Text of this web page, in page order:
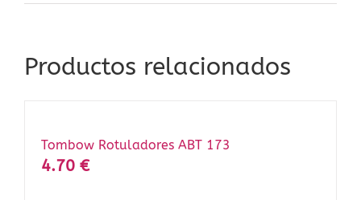
Productos relacionados
Tombow Rotuladores ABT 173
4.70 €